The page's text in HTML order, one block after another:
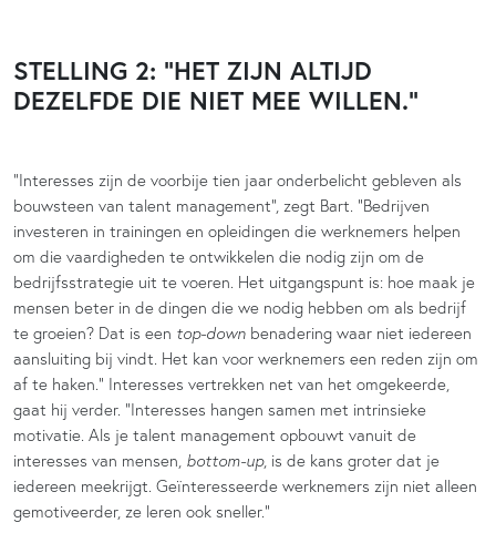
STELLING 2: “HET ZIJN ALTIJD
DEZELFDE DIE NIET MEE WILLEN.”
“Interesses zijn de voorbije tien jaar onderbelicht gebleven als
bouwsteen van talent management”, zegt Bart. “Bedrijven
investeren in trainingen en opleidingen die werknemers helpen
om die vaardigheden te ontwikkelen die nodig zijn om de
bedrijfsstrategie uit te voeren. Het uitgangspunt is: hoe maak je
mensen beter in de dingen die we nodig hebben om als bedrijf
te groeien? Dat is een top-down benadering waar niet iedereen
aansluiting bij vindt. Het kan voor werknemers een reden zijn om
af te haken.” Interesses vertrekken net van het omgekeerde,
gaat hij verder. “Interesses hangen samen met intrinsieke
motivatie. Als je talent management opbouwt vanuit de
interesses van mensen, bottom-up, is de kans groter dat je
iedereen meekrijgt. Geïnteresseerde werknemers zijn niet alleen
gemotiveerder, ze leren ook sneller.”